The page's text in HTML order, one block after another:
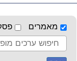
מאמרים